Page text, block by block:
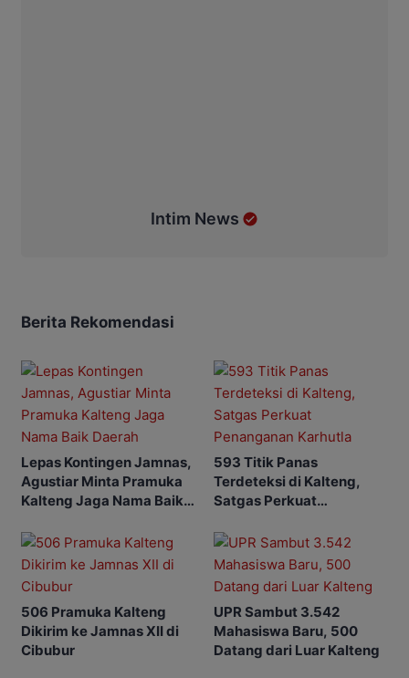
Intim News
Berita Rekomendasi
Lepas Kontingen Jamnas,
Agustiar Minta Pramuka
Kalteng Jaga Nama Baik
593 Titik Panas
Terdeteksi di Kalteng,
Satgas Perkuat
506 Pramuka Kalteng
Dikirim ke Jamnas XII di
Cibubur
UPR Sambut 3.542
Mahasiswa Baru, 500
Datang dari Luar Kalteng